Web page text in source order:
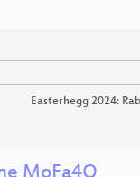
Easterhegg 2024: